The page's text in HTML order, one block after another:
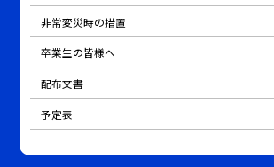
非常変災時の措置
卒業生の皆様へ
配布文書
予定表